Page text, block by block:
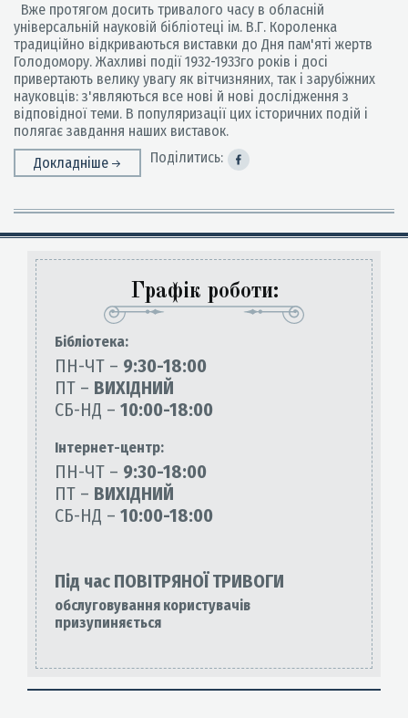
Вже протягом досить тривалого часу в обласній
універсальній науковій бібліотеці ім. В.Г. Короленка
традиційно відкриваються виставки до Дня пам'яті жертв
Голодомору. Жахливі події 1932-1933го років і досі
привертають велику увагу як вітчизняних, так і зарубіжних
науковців: з'являються все нові й нові дослідження з
відповідної теми. В популяризації цих історичних подій і
полягає завдання наших виставок.
Докладніше
Поділитись:
Графік роботи:
Бiблiотека:
ПН-ЧТ – 9:30-18:00
ПТ – ВИХІДНИЙ
СБ-НД – 10:00-18:00
Інтернет-центр:
ПН-ЧТ – 9:30-18:00
ПТ – ВИХІДНИЙ
СБ-НД – 10:00-18:00
Під час ПОВІТРЯНОЇ ТРИВОГИ
обслуговування користувачів
призупиняється